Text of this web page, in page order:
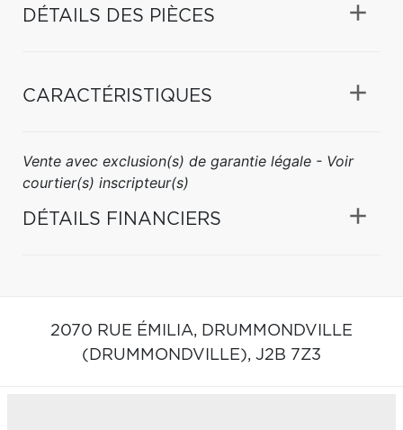
DÉTAILS DES PIÈCES
CARACTÉRISTIQUES
Vente avec exclusion(s) de garantie légale - Voir
courtier(s) inscripteur(s)
DÉTAILS FINANCIERS
2070 RUE ÉMILIA, DRUMMONDVILLE
(DRUMMONDVILLE), J2B 7Z3